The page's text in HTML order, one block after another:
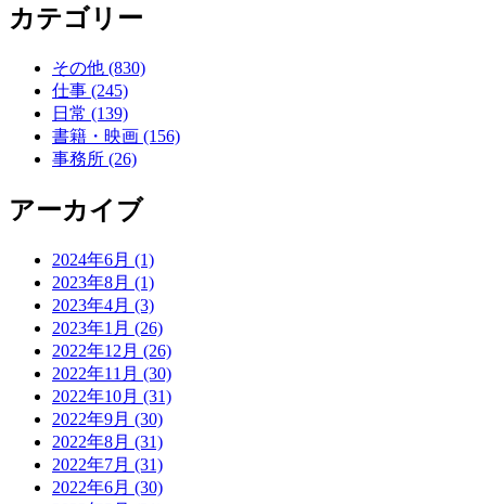
カテゴリー
その他 (830)
仕事 (245)
日常 (139)
書籍・映画 (156)
事務所 (26)
アーカイブ
2024年6月 (1)
2023年8月 (1)
2023年4月 (3)
2023年1月 (26)
2022年12月 (26)
2022年11月 (30)
2022年10月 (31)
2022年9月 (30)
2022年8月 (31)
2022年7月 (31)
2022年6月 (30)